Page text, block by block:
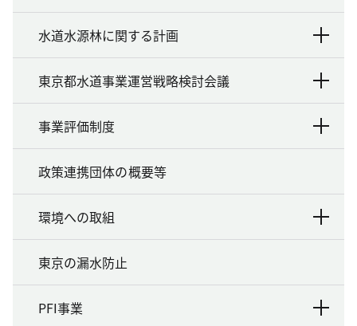
水道水源林に関する計画
東京都水道事業運営戦略検討会議
事業評価制度
政策連携団体の概要等
環境への取組
東京の漏水防止
PFI事業